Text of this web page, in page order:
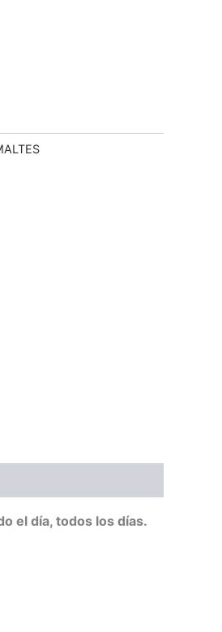
el día, todos los días.